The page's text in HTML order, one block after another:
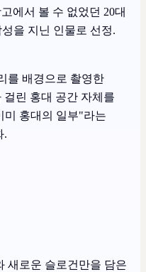
에서 볼 수 없었던 20대
을 지닌 인물로 선정.
를 배경으로 촬영한
걸린 홍대 공간 자체를
미 홍대의 일부"라는
.
새로운 슬로건만을 담은